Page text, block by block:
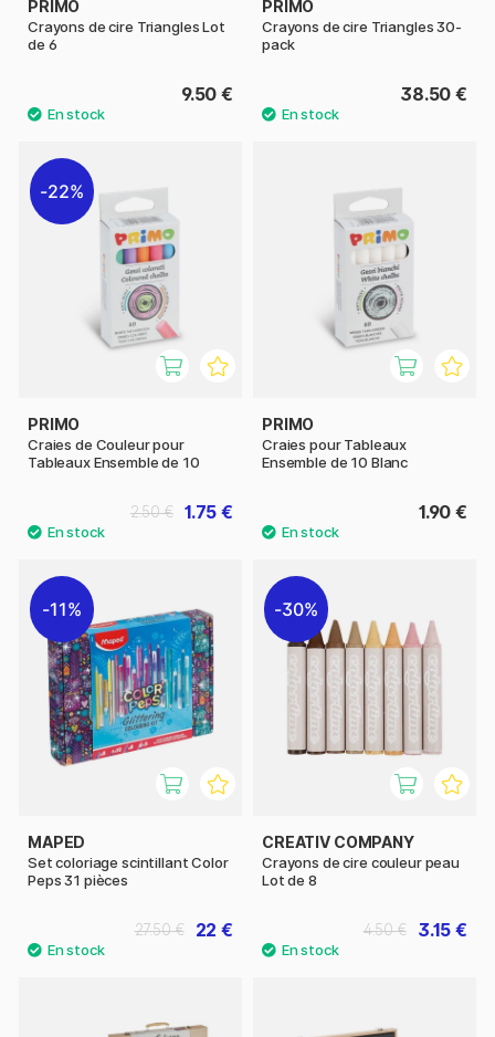
PRIMO
Crayons de cire Triangles Lot
de 6
9.50 €
PRIMO
Crayons de cire Triangles 30-
pack
38.50 €
22%
PRIMO
Craies de Couleur pour
Tableaux Ensemble de 10
1.75 €
2.50 €
PRIMO
Craies pour Tableaux
Ensemble de 10 Blanc
1.90 €
11%
MAPED
Set coloriage scintillant Color
Peps 31 pièces
22 €
27.50 €
30%
CREATIV COMPANY
Crayons de cire couleur peau
Lot de 8
3.15 €
4.50 €